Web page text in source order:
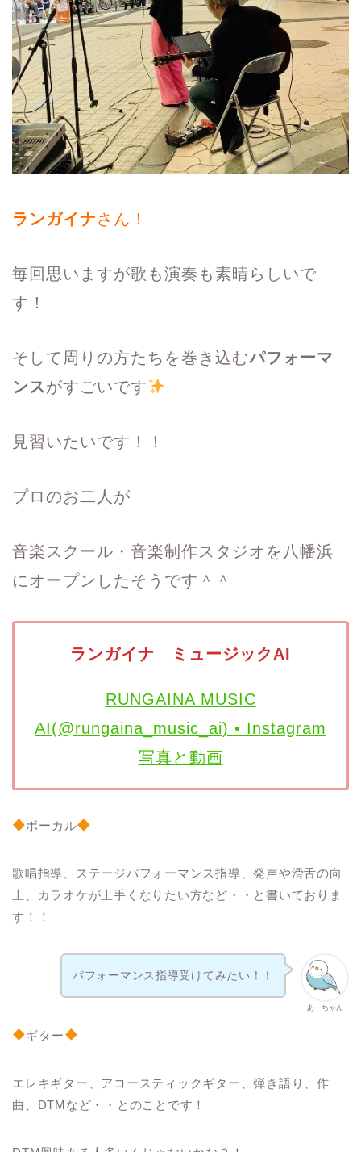
ランガイナさん！
毎回思いますが歌も演奏も素晴らしいで
す！
そして周りの方たちを巻き込むパフォーマ
ンスがすごいです
見習いたいです！！
プロのお二人が
音楽スクール・音楽制作スタジオを八幡浜
にオープンしたそうです＾＾
ランガイナ ミュージックAI
RUNGAINA MUSIC
AI(@rungaina_music_ai) • Instagram
写真と動画
ボーカル
歌唱指導、ステージパフォーマンス指導、発声や滑舌の向
上、カラオケが上手くなりたい方など・・と書いておりま
す！！
あーちゃん
パフォーマンス指導受けてみたい！！
ギター
エレキギター、アコースティックギター、弾き語り、作
曲、DTMなど・・とのことです！